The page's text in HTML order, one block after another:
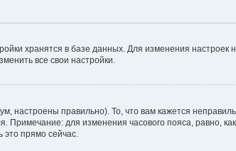
хранятся в базе данных. Для изменения
все свои настройки.
настроены правильно). То, что вам кажется
Примечание: для изменения часового пояса, равно,
это прямо сейчас.